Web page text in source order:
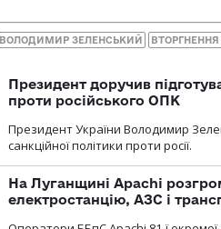
ВОЛОДИМИР ЗЕЛЕНСЬКИЙ
Президент доручив
проти російського ОПК
Президент України Володимир
санкційної політики проти росії.
На Луганщині Apachi
електростанцію, АЗС і